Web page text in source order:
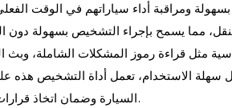
ومراقبة أداء سياراتهم في الوقت
مما يسمح بإجراء التشخيص بسهولة دون
مثل قراءة رموز المشكلات الشاملة، وبث
سهلة الاستخدام، تعمل أداة التشخيص هذه
السيارة وضمان اتخاذ قرارات قيادة مستنيرة.